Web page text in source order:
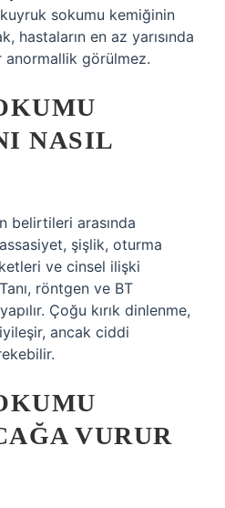
sokumu kemiğinin
hastaların en az yarısında
görülmez.
NASIL
belirtileri arasında
şişlik, oturma
ve cinsel ilişki
röntgen ve BT
Çoğu kırık dinlenme,
ancak ciddi
VURUR